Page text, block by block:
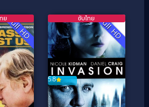
Full HD
ย Full HD
5.8
ซับไทย